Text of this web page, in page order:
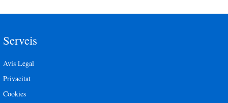
Serveis
Avís Legal
Privacitat
Cookies